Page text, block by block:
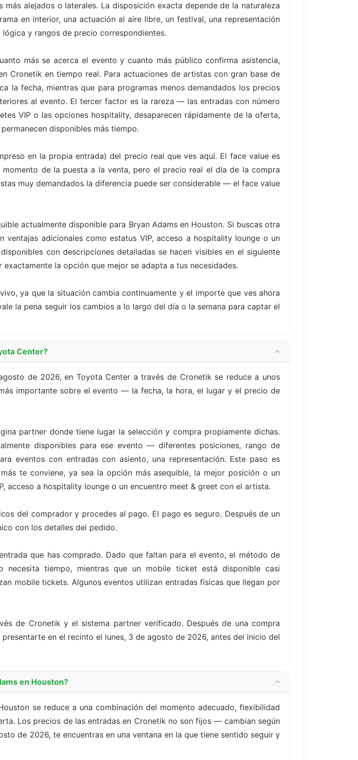
alejados o laterales. La disposición exacta depende de la naturaleza
en interior, una actuación al aire libre, un festival, una representación
y rangos de precio correspondientes.
más se acerca el evento y cuanto más público confirma asistencia,
Cronetik en tiempo real. Para actuaciones de artistas con gran base de
la fecha, mientras que para programas menos demandados los precios
al evento. El tercer factor es la rareza — las entradas con número
VIP o las opciones hospitality, desaparecen rápidamente de la oferta,
disponibles más tiempo.
en la propia entrada) del precio real que ves aquí. El face value es
de la puesta a la venta, pero el precio real el día de la compra
muy demandados la diferencia puede ser considerable — el face value
actualmente disponible para Bryan Adams en Houston. Si buscas otra
adicionales como estatus VIP, acceso a hospitality lounge o un
con descripciones detalladas se hacen visibles en el siguiente
la opción que mejor se adapta a tus necesidades.
ya que la situación cambia continuamente y el importe que ves ahora
la pena seguir los cambios a lo largo del día o la semana para captar el
Center?
de 2026, en Toyota Center a través de Cronetik se reduce a unos
importante sobre el evento — la fecha, la hora, el lugar y el precio de
partner donde tiene lugar la selección y compra propiamente dichas.
disponibles para ese evento — diferentes posiciones, rango de
eventos con entradas con asiento, una representación. Este paso es
te conviene, ya sea la opción más asequible, la mejor posición o un
acceso a hospitality lounge o un encuentro meet & greet con el artista.
del comprador y procedes al pago. El pago es seguro. Después de un
con los detalles del pedido.
que has comprado. Dado que faltan para el evento, el método de
tiempo, mientras que un mobile ticket está disponible casi
mobile tickets. Algunos eventos utilizan entradas físicas que llegan por
de Cronetik y el sistema partner verificado. Después de una compra
en el recinto el lunes, 3 de agosto de 2026, antes del inicio del
en Houston?
se reduce a una combinación del momento adecuado, flexibilidad
Los precios de las entradas en Cronetik no son fijos — cambian según
de 2026, te encuentras en una ventana en la que tiene sentido seguir y